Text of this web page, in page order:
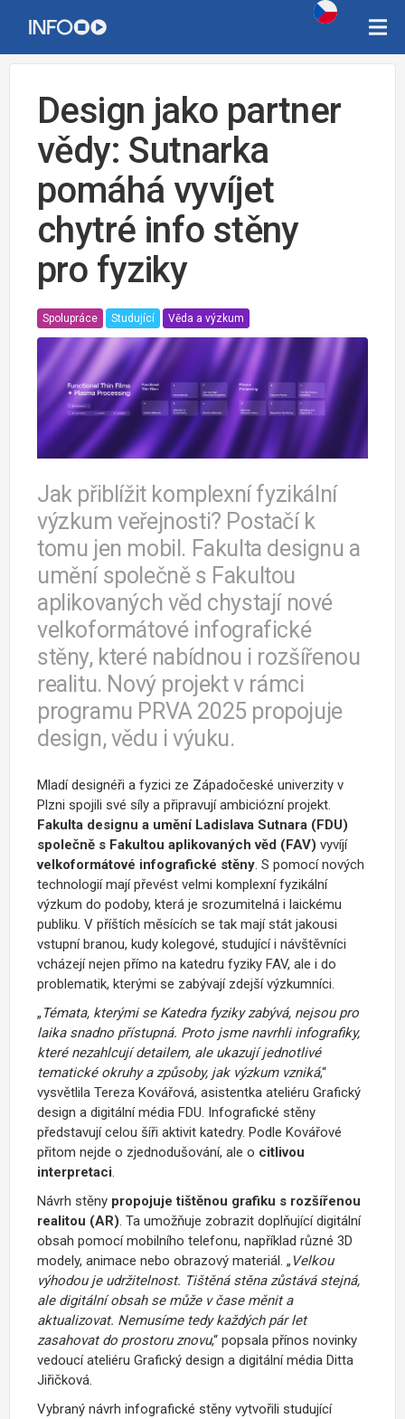
Design jako partner
vědy: Sutnarka
pomáhá vyvíjet
chytré info stěny
pro fyziky
Spolupráce Studující Věda a výzkum
Jak přiblížit komplexní fyzikální
výzkum veřejnosti? Postačí k
tomu jen mobil. Fakulta designu a
umění společně s Fakultou
aplikovaných věd chystají nové
velkoformátové infografické
stěny, které nabídnou i rozšířenou
realitu. Nový projekt v rámci
programu PRVA 2025 propojuje
design, vědu i výuku.
Mladí designéři a fyzici ze Západočeské univerzity v
Plzni spojili své síly a připravují ambiciózní projekt.
Fakulta designu a umění Ladislava Sutnara (FDU)
společně s Fakultou aplikovaných věd (FAV) vyvíjí
velkoformátové infografické stěny. S pomocí nových
technologií mají převést velmi komplexní fyzikální
výzkum do podoby, která je srozumitelná i laickému
publiku. V příštích měsících se tak mají stát jakousi
vstupní branou, kudy kolegové, studující i návštěvníci
vcházejí nejen přímo na katedru fyziky FAV, ale i do
problematik, kterými se zabývají zdejší výzkumníci.
„ Témata, kterými se Katedra fyziky zabývá, nejsou pro
laika snadno přístupná. Proto jsme navrhli infografiky,
které nezahlcují detailem, ale ukazují jednotlivé
tematické okruhy a způsoby, jak výzkum vzniká,“
vysvětlila Tereza Kovářová, asistentka ateliéru Grafický
design a digitální média FDU. Infografické stěny
představují celou šíři aktivit katedry. Podle Kovářové
přitom nejde o zjednodušování, ale o citlivou
interpretaci.
Návrh stěny propojuje tištěnou grafiku s rozšířenou
realitou (AR). Ta umožňuje zobrazit doplňující digitální
obsah pomocí mobilního telefonu, například různé 3D
modely, animace nebo obrazový materiál. „ Velkou
výhodou je udržitelnost. Tištěná stěna zůstává stejná,
ale digitální obsah se může v čase měnit a
aktualizovat. Nemusíme tedy každých pár let
zasahovat do prostoru znovu,“ popsala přínos novinky
vedoucí ateliéru Grafický design a digitální média Ditta
Jiřičková.
Vybraný návrh infografické stěny vytvořili studující